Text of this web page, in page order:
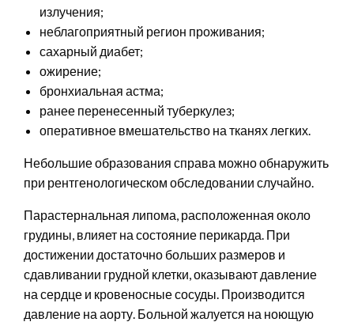
излучения;
неблагоприятный регион проживания;
сахарный диабет;
ожирение;
бронхиальная астма;
ранее перенесенный туберкулез;
оперативное вмешательство на тканях легких.
Небольшие образования справа можно обнаружить
при рентгенологическом обследовании случайно.
Парастернальная липома, расположенная около
грудины, влияет на состояние перикарда. При
достижении достаточно больших размеров и
сдавливании грудной клетки, оказывают давление
на сердце и кровеносные сосуды. Производится
давление на аорту. Больной жалуется на ноющую